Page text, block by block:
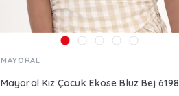
MAYORAL
Mayoral Kız Çocuk Ekose Bluz Bej 6198